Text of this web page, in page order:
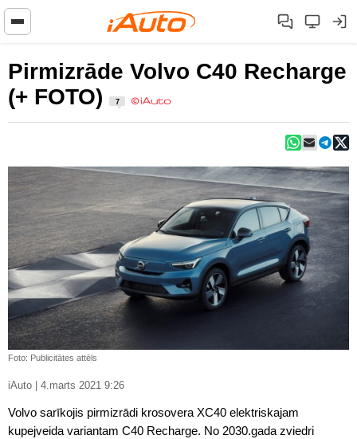
Pirmizrāde Volvo C40 Recharge
(+ FOTO)
7
Foto: Publicitātes attēls
iAuto | 4.marts 2021 9:26
Volvo sarīkojis pirmizrādi krosovera XC40 elektriskajam
kupejveida variantam C40 Recharge. No 2030.gada zviedri